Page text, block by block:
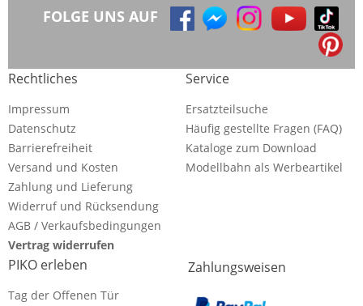
FOLGE UNS AUF
Rechtliches
Impressum
Datenschutz
Barrierefreiheit
Versand und Kosten
Zahlung und Lieferung
Widerruf und Rücksendung
AGB / Verkaufsbedingungen
Vertrag widerrufen
Service
Ersatzteilsuche
Häufig gestellte Fragen (FAQ)
Kataloge zum Download
Modellbahn als Werbeartikel
PIKO erleben
Tag der Offenen Tür
Zahlungsweisen